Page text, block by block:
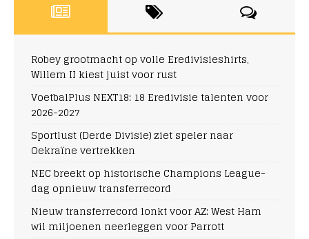
Robey grootmacht op volle Eredivisieshirts,
Willem II kiest juist voor rust
VoetbalPlus NEXT18: 18 Eredivisie talenten voor
2026-2027
Sportlust (Derde Divisie) ziet speler naar
Oekraïne vertrekken
NEC breekt op historische Champions League-
dag opnieuw transferrecord
Nieuw transferrecord lonkt voor AZ: West Ham
wil miljoenen neerleggen voor Parrott